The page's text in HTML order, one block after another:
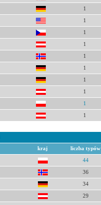
1
1
1
1
1
1
1
1
1
1
kraj liczba typów
44
36
34
29